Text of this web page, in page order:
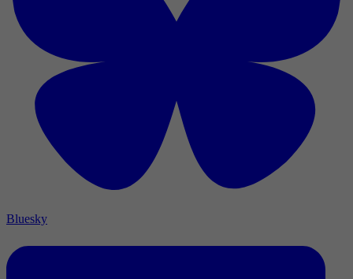
Bluesky